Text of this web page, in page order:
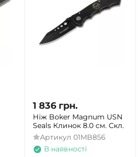
1 836 грн.
Ніж Boker Magnum USN
Seals Клинок 8.0 см. Скл.
Артикул 01MB856
В наявності